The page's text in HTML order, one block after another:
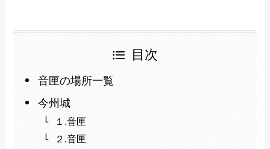
目次
音匣の場所一覧
今州城
１.音匣
２.音匣